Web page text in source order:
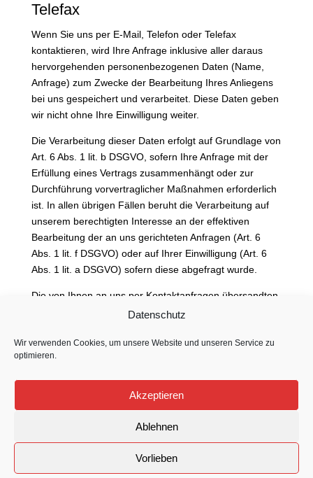
Datenschutz
Wir verwenden Cookies, um unsere Website und unseren Service zu
optimieren.
Akzeptieren
Ablehnen
Vorlieben
Telefax
Wenn Sie uns per E-Mail, Telefon oder Telefax
kontaktieren, wird Ihre Anfrage inklusive aller daraus
hervorgehenden personenbezogenen Daten (Name,
Anfrage) zum Zwecke der Bearbeitung Ihres Anliegens
bei uns gespeichert und verarbeitet. Diese Daten geben
wir nicht ohne Ihre Einwilligung weiter.
Die Verarbeitung dieser Daten erfolgt auf Grundlage von
Art. 6 Abs. 1 lit. b DSGVO, sofern Ihre Anfrage mit der
Erfüllung eines Vertrags zusammenhängt oder zur
Durchführung vorvertraglicher Maßnahmen erforderlich
ist. In allen übrigen Fällen beruht die Verarbeitung auf
unserem berechtigten Interesse an der effektiven
Bearbeitung der an uns gerichteten Anfragen (Art. 6
Abs. 1 lit. f DSGVO) oder auf Ihrer Einwilligung (Art. 6
Abs. 1 lit. a DSGVO) sofern diese abgefragt wurde.
Die von Ihnen an uns per Kontaktanfragen übersandten
Daten verbleiben bei uns, bis Sie uns zur Löschung
oder der Zweck für die Datenspeicherung entfällt (z. B.
nach abgeschlossener Bearbeitung Ihres Anliegens).
gesetzliche Aufbewahrungsfristen – bleiben unberührt.
© 2023 Martin Stanulla